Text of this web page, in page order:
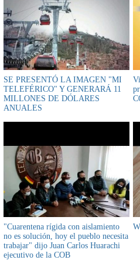
SE PRESENTÓ LA IMAGEN "MI
TELEFÉRICO" Y GENERARÁ 11
MILLONES DE DÓLARES
ANUALES
"Cuarentena rígida con aislamiento
no es solución, hoy el pueblo necesita
trabajar" dijo Juan Carlos Huarachi
ejecutivo de la COB